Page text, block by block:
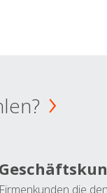
Firmenkunden die